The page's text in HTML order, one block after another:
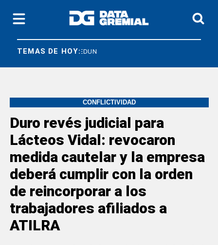
TEMAS DE HOY:
FEDUN
CONFLICTIVIDAD
Duro revés judicial para
Lácteos Vidal: revocaron
medida cautelar y la empresa
deberá cumplir con la orden
de reincorporar a los
trabajadores afiliados a
ATILRA